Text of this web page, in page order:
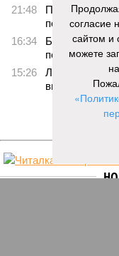
21:48
попала под
16:34
Башкирия
популярному
15:26
Летевший в
вылета
согласие
сайтом и
можете